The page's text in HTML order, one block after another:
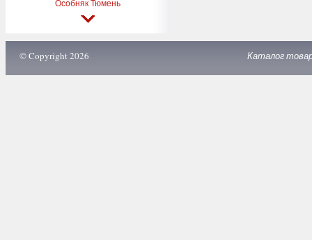
Особняк Тюмень
© Copyright 2026 Каталог